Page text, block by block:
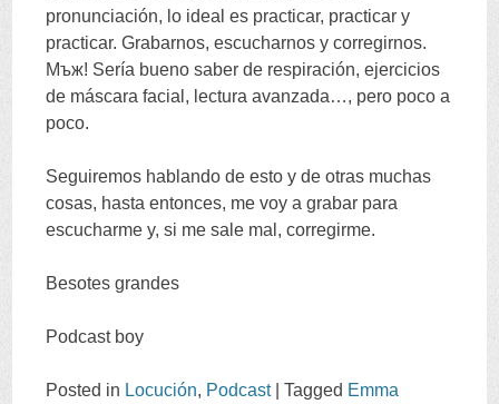
pronunciación, lo ideal es practicar, practicar y
practicar.Grabarnos,escucharnos y corregirnos.
Мъж! Sería bueno saber de respiración,ejercicios
de máscara facial , lectura avanzada…, pero poco a
poco.
Seguiremos hablando de esto y de otras muchas
cosas, hasta entonces, me voy a grabar para
escucharme y,si me sale mal ,corregirme.
Besotes grandes
Podcast boy
Posted in Locución, Podcast |Tagged Emma